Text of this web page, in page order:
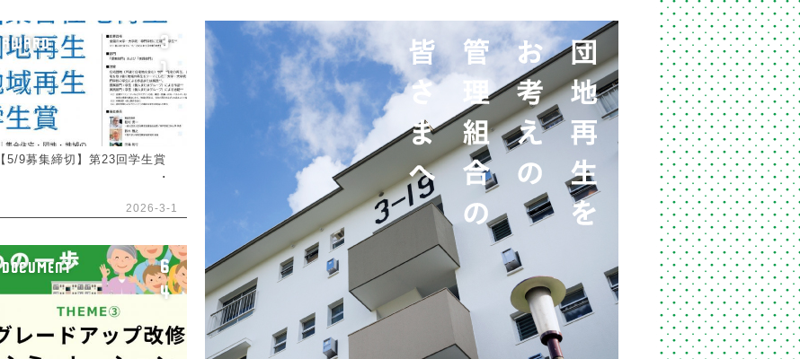
AWARD
3
1
【5/9募集締切】第23回学生賞
2026-3-1
DOCUMENT
6
4